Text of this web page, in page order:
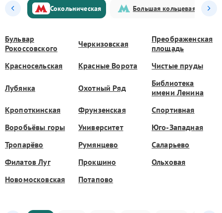
Сокольническая Большая кольцевая
Бульвар
Рокоссовского
Черкизовская
Преображенская
площадь
Красносельская
Красные Ворота Чистые пруды
Лубянка Охотный Ряд
Библиотека
имени Ленина
Кропоткинская
Фрунзенская
Спортивная
Воробьёвы горы
Университет
Юго-Западная
Тропарёво
Румянцево
Саларьево
Филатов Луг
Прокшино
Ольховая
Новомосковская
Потапово